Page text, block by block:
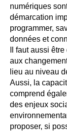
numériques
démarcation
programmer,
données et
Il faut aussi
aux
lieu au niveau
Aussi, la
comprend
des enjeux
proposer, si